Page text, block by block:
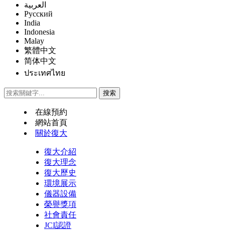
العربية
Русский
India
Indonesia
Malay
繁體中文
简体中文
ประเทศไทย
在線預約
網站首頁
關於復大
復大介紹
復大理念
復大歷史
環境展示
儀器設備
榮譽獎項
社會責任
JCI認證